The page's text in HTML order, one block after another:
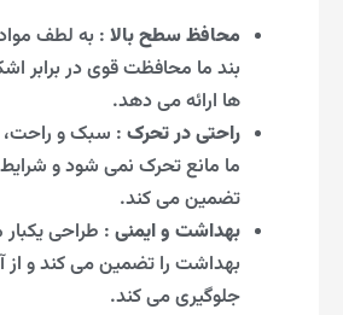
محافظ سطح بالا : به لطف
بند ما محافظت قوی در برابر
ها ارائه می دهد.
راحتی در تحرک : سبک و راحت،
ما مانع تحرک نمی شود و شرایط
تضمین می کند.
بهداشت و ایمنی : طراحی
بهداشت را تضمین می کند و از
جلوگیری می کند.